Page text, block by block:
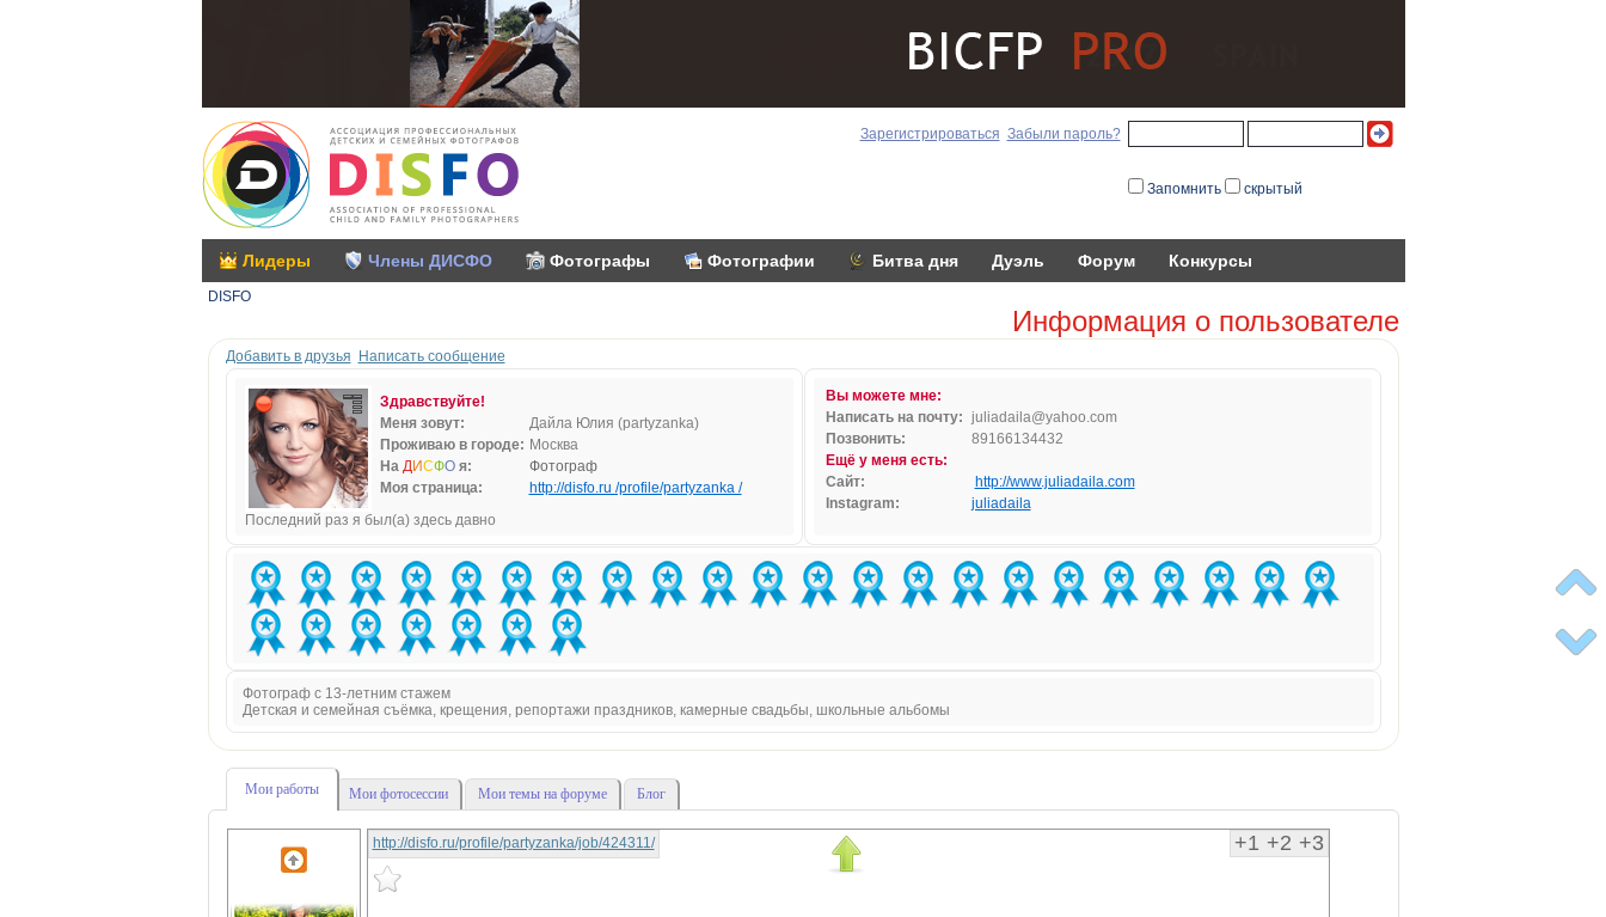
Зарегистрироваться Забыли пароль?
Запомнить скрытый
Лидеры Члены ДИСФО Фотографы Фотографии Битва дня Дуэль Форум Конкурсы
DISFO
Информация о пользователе
Добавить в друзья Написать сообщение
Здравствуйте!
Меня зовут:
Дайла Юлия (partyzanka)
Проживаю в городе: Москва
На ДИСФОя:
Фотограф
Моя страница:
http://disfo.ru /profile/partyzanka /
Последний раз я был(а) здесь давно
Вы можете мне:
Написать на почту: ju iadai la@yahoo.com
Позвонить:
89166134432
Ещё у меня есть:
Сайт:
http://www.juliadaila.com
Instagram:
juliadaila
Фотограф с 13-летним стажем
Детская и семейная съёмка, крещения, репортажи праздников, камерные свадьбы, школьные альбомы
Мои работы Мои фотосессии Мои темы на форуме Блог
+1 +2 +3
http://disfo.ru/profile/partyzanka/job/424311/